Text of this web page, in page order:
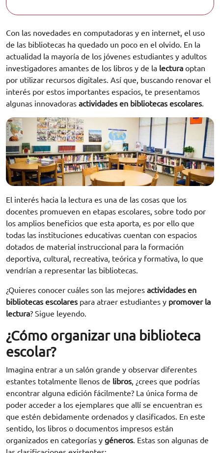
Con las novedades en computadoras y en internet, el uso
de las bibliotecas ha quedado un poco en el olvido. En la
actualidad la mayoría de los jóvenes estudiantes y adultos
investigadores amantes de los libros y de la lectura optan
por utilizar recursos digitales. Así que, buscando renovar el
interés por estos importantes espacios, te presentamos
algunas innovadoras actividades en bibliotecas escolares.
El interés hacia la lectura es una de las cosas que los
docentes promueven en etapas escolares, sobre todo por
los amplios beneficios que esta aporta, es por ello que
todas las instituciones educativas cuentan con espacios
dotados de material instruccional para la formación
deportiva, cultural, recreativa, teórica y formativa, lo que
vendrían a representar las bibliotecas.
¿Quieres conocer cuáles son las mejores actividades en
bibliotecas escolares para atraer estudiantes y promover la
lectura? Sigue leyendo.
¿Cómo organizar una biblioteca
escolar?
Imagina entrar a un salón grande y observar diferentes
estantes totalmente llenos de libros, ¿crees que podrías
encontrar alguna edición fácilmente? La única forma de
poder acceder a los ejemplares que allí se encuentran es
que estén debidamente ordenados y clasificados. En este
sentido, los libros o documentos impresos están
organizados en categorías y géneros. Estas son algunas de